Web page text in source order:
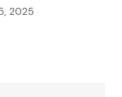
2025